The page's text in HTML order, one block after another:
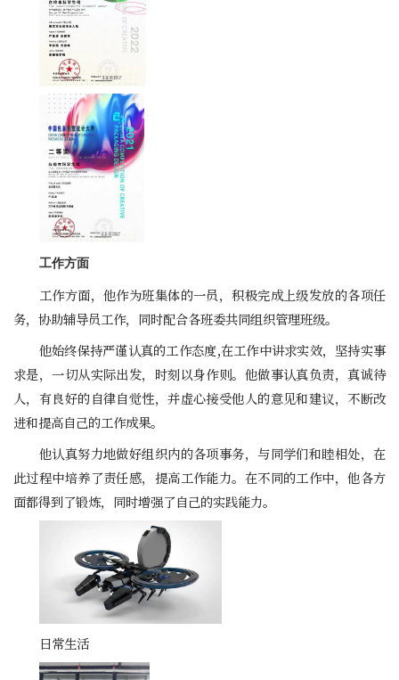
工作方面
工作方面，他作为班集体的一员，积极完成上级发放的各项任
务，协助辅导员工作，同时配合各班委共同组织管理班级。
他始终保持严谨认真的工作态度,在工作中讲求实效，坚持实事
求是，一切从实际出发，时刻以身作则。他做事认真负责，真诚待
人，有良好的自律自觉性，并虚心接受他人的意见和建议，不断改
进和提高自己的工作成果。
他认真努力地做好组织内的各项事务，与同学们和睦相处，在
此过程中培养了责任感，提高工作能力。在不同的工作中，他各方
面都得到了锻炼，同时增强了自己的实践能力。
日常生活